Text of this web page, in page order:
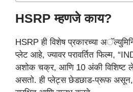
HSRP म्हणजे काय?
HSRP ही विशेष प्रकारच्या
प्लेट आहे, ज्यावर परावर्तित फिल्म,
अशोक चक्र, आणि 10 अंकी विशिष्ट
असतो. ही प्लेट्स छेडछाड-प्रूफ